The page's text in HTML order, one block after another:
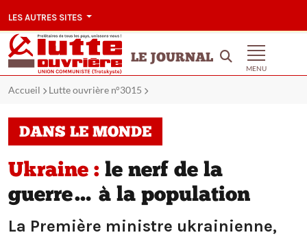
LES AUTRES SITES
LE JOURNAL
MENU
Accueil Lutte ouvrière n°3015
DANS LE MONDE
Ukraine : le nerf de la
guerre… à la population
La Première ministre ukrainienne,